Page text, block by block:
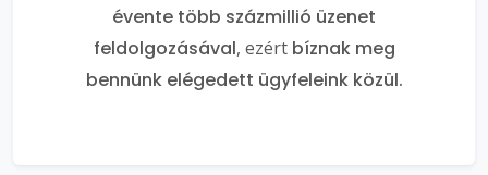
évente több százmillió üzenet
feldolgozásával, ezért bíznak meg
bennünk elégedett ügyfeleink közül.